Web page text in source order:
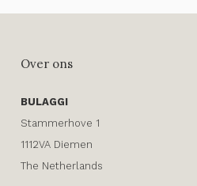
Over ons
BULAGGI
Stammerhove 1
1112VA Diemen
The Netherlands